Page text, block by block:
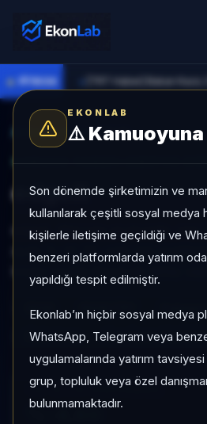
EKONLAB
⚠️
Son dönemde şirketimizin ve
kullanılarak çeşitli sosyal medya
kişilerle iletişime geçildiği ve
benzeri platformlarda yatırım
yapıldığı tespit edilmiştir.
Ekonlab’ın hiçbir sosyal medya
WhatsApp, Telegram veya
uygulamalarında yatırım
grup, topluluk veya özel
bulunmamaktadır.
● PİYASA
AI Kripto Radar/EDGE
SUNUCU TARAFI KRIPTO
edgeX
edgeX, Mid Cap grubunda, son
ayda %-41,76, orta risk
kripto analizi EkonLab detay
EDGE EDGE/TRY
Risk:Orta Son fiyat:18,3000
1 AY VE 3 AY PERFORMANS
%-4,60